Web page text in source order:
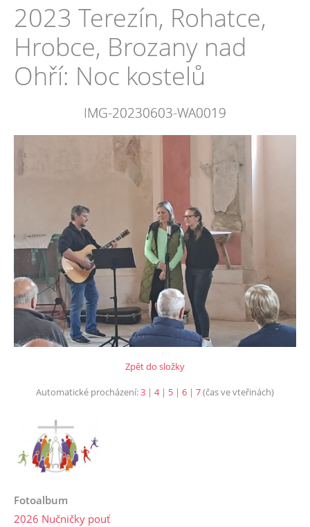
2023 Terezín, Rohatce,
Hrobce, Brozany nad
Ohří: Noc kostelů
IMG-20230603-WA0019
Zpět do složky
Automatické procházení:3 | 4| 5 | 6 | 7(čas ve vteřinách)
Fotoalbum
2026 Nučničky pouť